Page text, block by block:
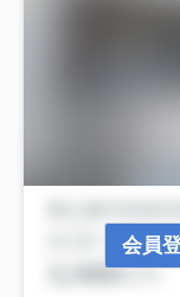
会員